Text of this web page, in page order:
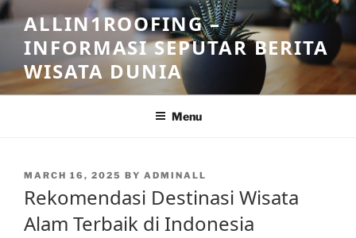
Skip
to
content
ALLIN1ROOFING –
INFORMASI SEPUTAR BERITA
WISATA DUNIA
Menu
POSTED
MARCH 16, 2025 BY ADMINALL
Rekomendasi Destinasi Wisata
Alam Terbaik di Indonesia